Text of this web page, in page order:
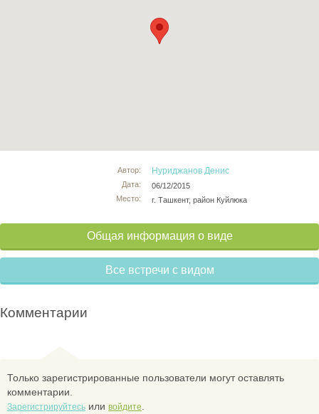
Автор:
Дата:
Место:
Нуриджанов Денис
06/12/2015
г. Ташкент, район Куйлюка
Общая информация о виде
Все встречи с видом
Комментарии
Только зарегистрированные пользователи могут оставлять
комментарии.
Зарегистрируйтесь или войдите